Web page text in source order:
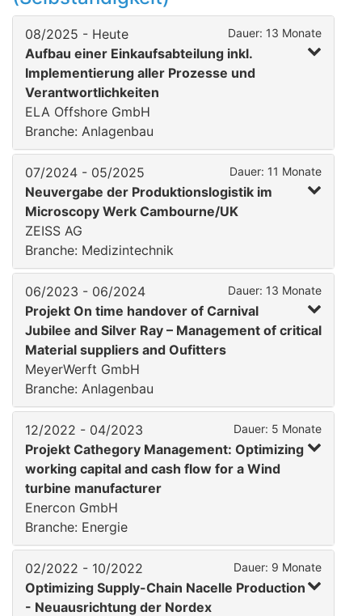
08/2025 - Heute Dauer: 13 Monate
Aufbau einer Einkaufsabteilung inkl.
Implementierung aller Prozesse und
Verantwortlichkeiten
ELA Offshore GmbH
Branche: Anlagenbau
07/2024 - 05/2025 Dauer: 11 Monate
Neuvergabe der Produktionslogistik im
Microscopy Werk Cambourne/UK
ZEISS AG
Branche: Medizintechnik
06/2023 - 06/2024 Dauer: 13 Monate
Projekt On time handover of Carnival
Jubilee and Silver Ray – Management of critical
Material suppliers and Oufitters
MeyerWerft GmbH
Branche: Anlagenbau
12/2022 - 04/2023 Dauer: 5 Monate
Projekt Cathegory Management: Optimizing
working capital and cash flow for a Wind
turbine manufacturer
Enercon GmbH
Branche: Energie
02/2022 - 10/2022 Dauer: 9 Monate
Optimizing Supply-Chain Nacelle Production
- Neuausrichtung der Nordex